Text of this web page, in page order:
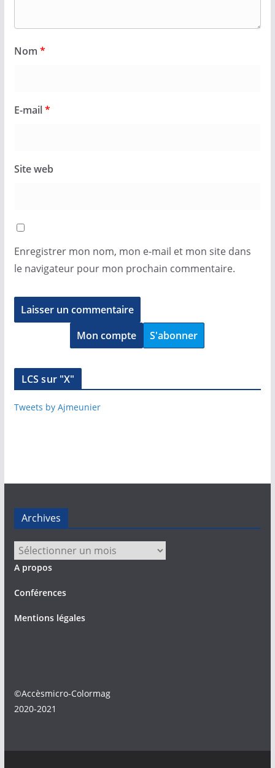
Nom *
E-mail*
Site web
Enregistrer mon nom, mon e-mail et mon site dans
le navigateur pour mon prochain commentaire.
Mon compte S'abonner
LCS sur "X"
Tweets by Ajmeunier
Archives
Archives
A propos
Conférences
Mentions légales
©Accèsmicro-Colormag
2020-2021